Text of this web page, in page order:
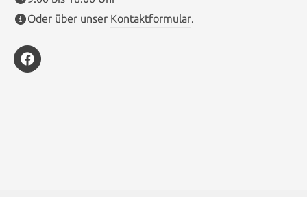
Oder über unser Kontaktformular.